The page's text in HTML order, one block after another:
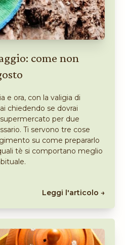
come non
e ora, con la valigia di
chiedendo se dovrai
per due
Ti servono tre cose
su come prepararlo
tè si comportano meglio
Leggi l'articolo →